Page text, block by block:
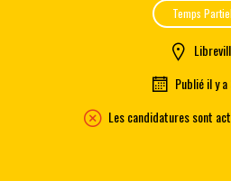
Temps Partiel
Publié il y
Les candidatures sont